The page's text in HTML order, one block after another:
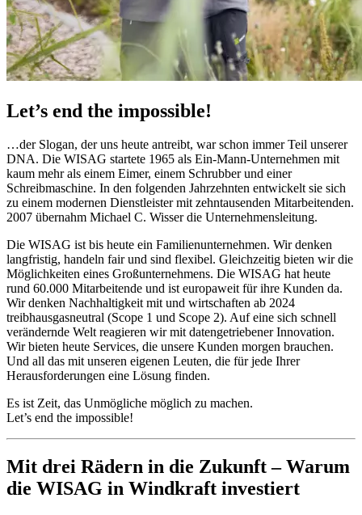
Let’s end the impossible!
…der Slogan, der uns heute antreibt, war schon immer Teil unserer
DNA. Die WISAG startete 1965 als Ein-Mann-Unternehmen mit
kaum mehr als einem Eimer, einem Schrubber und einer
Schreibmaschine. In den folgenden Jahrzehnten entwickelt sie sich
zu einem modernen Dienstleister mit zehntausenden Mitarbeitenden.
2007 übernahm Michael C. Wisser die Unternehmensleitung.
Die WISAG ist bis heute ein Familienunternehmen. Wir denken
langfristig, handeln fair und sind flexibel. Gleichzeitig bieten wir die
Möglichkeiten eines Großunternehmens. Die WISAG hat heute
rund 60.000 Mitarbeitende und ist europaweit für ihre Kunden da.
Wir denken Nachhaltigkeit mit und wirtschaften ab 2024
treibhausgasneutral (Scope 1 und Scope 2). Auf eine sich schnell
verändernde Welt reagieren wir mit datengetriebener Innovation.
Wir bieten heute Services, die unsere Kunden morgen brauchen.
Und all das mit unseren eigenen Leuten, die für jede Ihrer
Herausforderungen eine Lösung finden.
Es ist Zeit, das Unmögliche möglich zu machen.
Let’s end the impossible!
Mit drei Rädern in die Zukunft – Warum
die WISAG in Windkraft investiert